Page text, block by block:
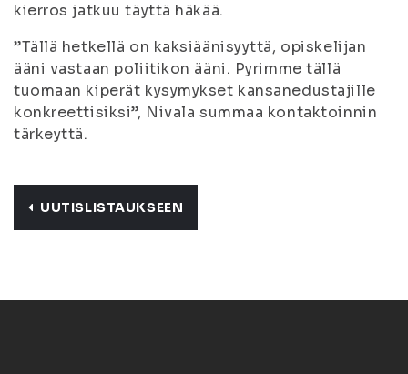
kierros jatkuu täyttä häkää.
”Tällä hetkellä on kaksiäänisyyttä, opiskelijan
ääni vastaan poliitikon ääni. Pyrimme tällä
tuomaan kiperät kysymykset kansanedustajille
konkreettisiksi”, Nivala summaa kontaktoinnin
tärkeyttä.
UUTISLISTAUKSEEN